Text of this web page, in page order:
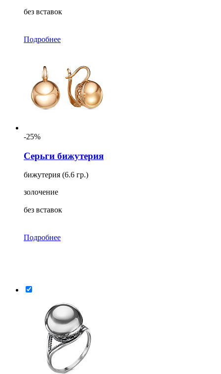
без вставок
Подробнее
-25%
Серьги бижутерия
бижутерия (6.6 гр.)
золочение
без вставок
Подробнее